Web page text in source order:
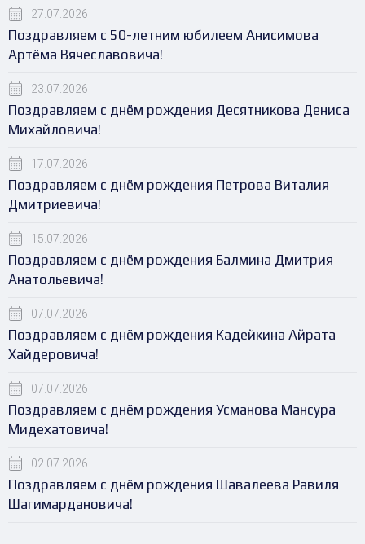
27.07.2026
Поздравляем с 50-летним юбилеем Анисимова
Артёма Вячеславовича!
23.07.2026
Поздравляем с днём рождения Десятникова Дениса
Михайловича!
17.07.2026
Поздравляем с днём рождения Петрова Виталия
Дмитриевича!
15.07.2026
Поздравляем с днём рождения Балмина Дмитрия
Анатольевича!
07.07.2026
Поздравляем с днём рождения Кадейкина Айрата
Хайдеровича!
07.07.2026
Поздравляем с днём рождения Усманова Мансура
Мидехатовича!
02.07.2026
Поздравляем с днём рождения Шавалеева Равиля
Шагимардановича!